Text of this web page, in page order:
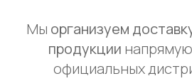
Мы организуем
продукции
официальных